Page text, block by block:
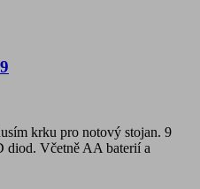
krku pro notový stojan. 9
diod. Včetně AA baterií a